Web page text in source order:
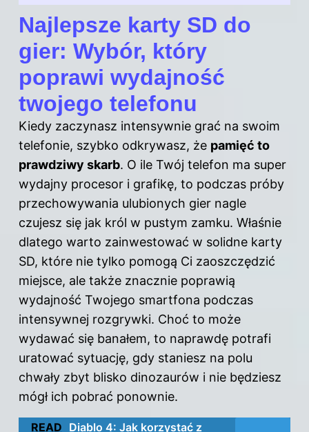
Najlepsze karty SD do
gier: Wybór, który
poprawi wydajność
twojego telefonu
Kiedy zaczynasz intensywnie grać na swoim
telefonie, szybko odkrywasz, że pamięć to
prawdziwy skarb. O ile Twój telefon ma super
wydajny procesor i grafikę, to podczas próby
przechowywania ulubionych gier nagle
czujesz się jak król w pustym zamku. Właśnie
dlatego warto zainwestować w solidne karty
SD, które nie tylko pomogą Ci zaoszczędzić
miejsce, ale także znacznie poprawią
wydajność Twojego smartfona podczas
intensywnej rozgrywki. Choć to może
wydawać się banałem, to naprawdę potrafi
uratować sytuację, gdy staniesz na polu
chwały zbyt blisko dinozaurów i nie będziesz
mógł ich pobrać ponownie.
READ Diablo 4: Jak korzystać z